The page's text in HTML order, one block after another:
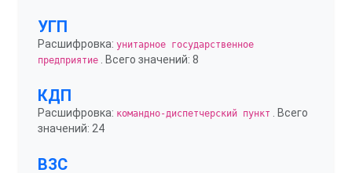
УГП
Расшифровка: унитарное государственное
предприятие . Всего значений: 8
КДП
Расшифровка: командно-диспетчерский пункт
. Всего
значений: 24
ВЗС